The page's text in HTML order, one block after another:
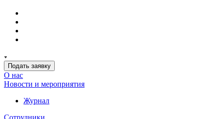
Подать заявку
О нас
Новости и мероприятия
Журнал
Сотрудники